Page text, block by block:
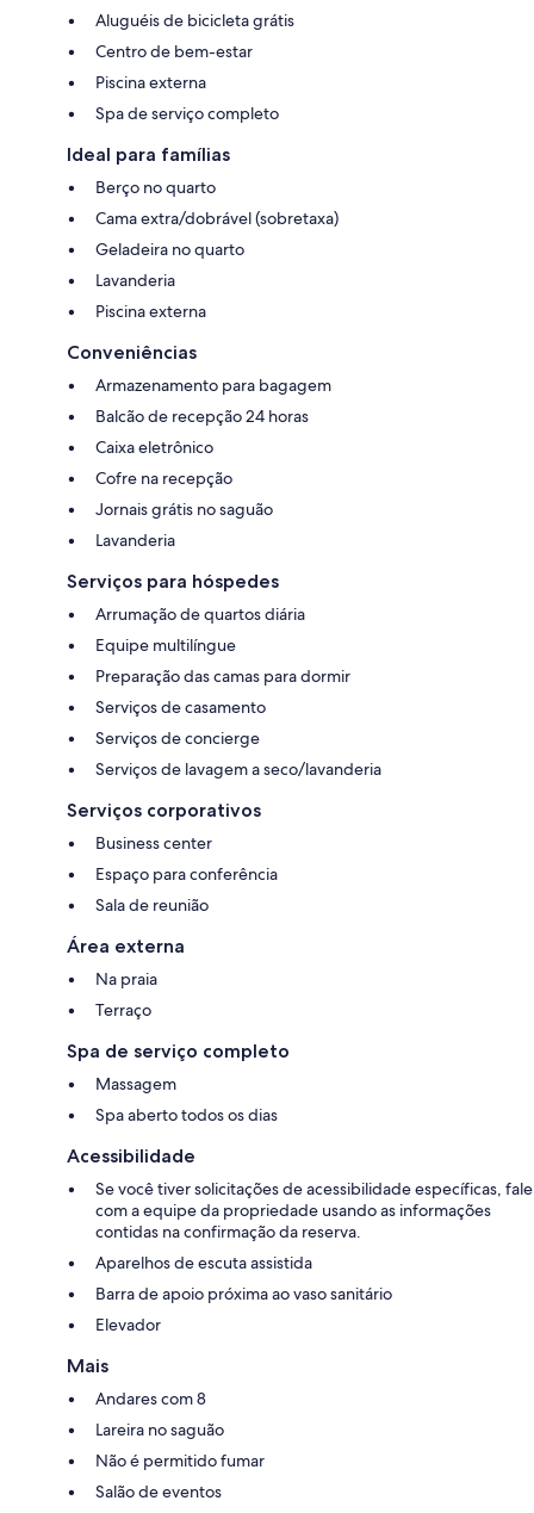
Aluguéis de bicicleta grátis
Centro de bem-estar
Piscina externa
Spa de serviço completo
Ideal para famílias
Berço no quarto
Cama extra/dobrável (sobretaxa)
Geladeira no quarto
Lavanderia
Piscina externa
Conveniências
Armazenamento para bagagem
Balcão de recepção 24 horas
Caixa eletrônico
Cofre na recepção
Jornais grátis no saguão
Lavanderia
Serviços para hóspedes
Arrumação de quartos diária
Equipe multilíngue
Preparação das camas para dormir
Serviços de casamento
Serviços de concierge
Serviços de lavagem a seco/lavanderia
Serviços corporativos
Business center
Espaço para conferência
Sala de reunião
Área externa
Na praia
Terraço
Spa de serviço completo
Massagem
Spa aberto todos os dias
Acessibilidade
Se você tiver solicitações de acessibilidade específicas, fale
com a equipe da propriedade usando as informações
contidas na confirmação da reserva.
Aparelhos de escuta assistida
Barra de apoio próxima ao vaso sanitário
Elevador
Mais
Andares com 8
Lareira no saguão
Não é permitido fumar
Salão de eventos